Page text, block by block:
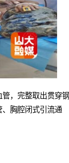
，完整取出贯穿钢
胸腔闭式引流通